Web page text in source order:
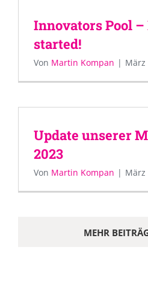
Innovators Pool –
started!
Von Martin Kompan | März
Update unserer
2023
Von Martin Kompan | März
MEHR